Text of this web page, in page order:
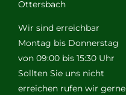
Ottersbach
Wir sind erreichbar
Montag bis Donnerstag
von 09:00 bis 15:30 Uhr
Sollten Sie uns nicht
erreichen rufen wir gerne